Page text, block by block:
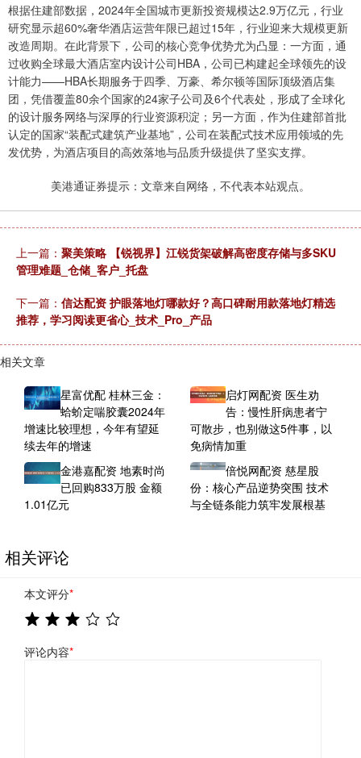
根据住建部数据，2024年全国城市更新投资规模达2.9万亿元，行业
研究显示超60%奢华酒店运营年限已超过15年，行业迎来大规模更新
改造周期。在此背景下，公司的核心竞争优势尤为凸显：一方面，通
过收购全球最大酒店室内设计公司HBA，公司已构建起全球领先的设
计能力——HBA长期服务于四季、万豪、希尔顿等国际顶级酒店集
团，凭借覆盖80余个国家的24家子公司及6个代表处，形成了全球化
的设计服务网络与深厚的行业资源积淀；另一方面，作为住建部首批
认定的国家“装配式建筑产业基地”，公司在装配式技术应用领域的先
发优势，为酒店项目的高效落地与品质升级提供了坚实支撑。
美港通证券提示：文章来自网络，不代表本站观点。
上一篇： 聚美策略 【锐视界】江锐货架破解高密度存储与多SKU
管理难题_仓储_客户_托盘
下一篇： 信达配资 护眼落地灯哪款好？高口碑耐用款落地灯精选
推荐，学习阅读更省心_技术_Pro_产品
相关文章
星富优配 桂林三金：
蛤蚧定喘胶囊2024年
增速比较理想，今年有望延
续去年的增速
启灯网配资 医生劝
告：慢性肝病患者宁
可散步，也别做这5件事，以
免病情加重
金港嘉配资 地素时尚
已回购833万股 金额
1.01亿元
倍悦网配资 慈星股
份：核心产品逆势突围 技术
与全链条能力筑牢发展根基
相关评论
本文评分*
评论内容*